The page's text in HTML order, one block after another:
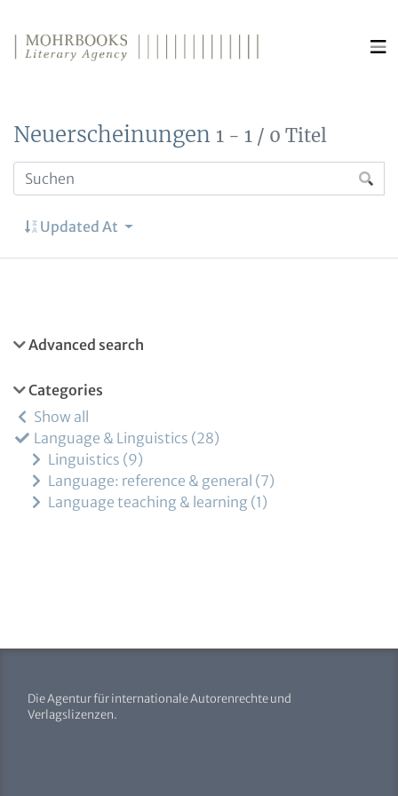
Neuerscheinungen 1 - 1 / 0 Titel
Updated At
Advanced search
Categories
Show all
Language & Linguistics 28
Linguistics 9
Language: reference & general
7
Language teaching & learning 1
Die Agentur für internationale Autorenrechte und
Verlagslizenzen.